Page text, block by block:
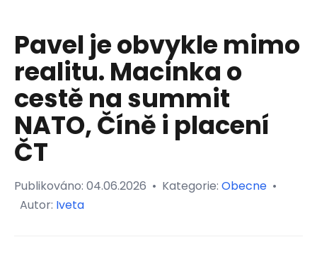
Pavel je obvykle mimo
realitu. Macinka o
cestě na summit
NATO, Číně i placení
ČT
Publikováno: 04.06.2026 • Kategorie: Obecne •
Autor: Iveta